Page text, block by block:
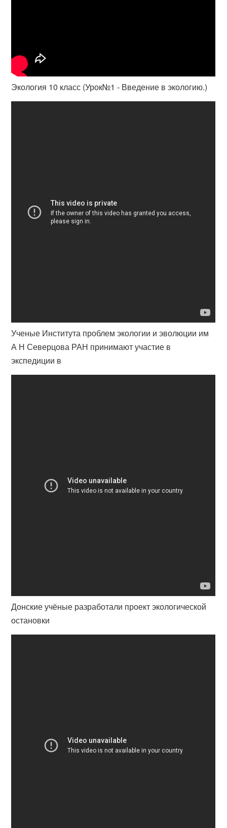
Экология 10 класс (Урок№1 - Введение в экологию.)
Ученые Института проблем экологии и эволюции им
А Н Северцова РАН принимают участие в
экспедиции в
Донские учёные разработали проект экологической
остановки